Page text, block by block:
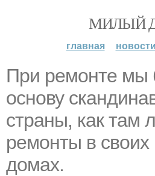
МИЛЫЙ
главная новости
При ремонте мы
основу
страны, как там
ремонты в своих
домах.